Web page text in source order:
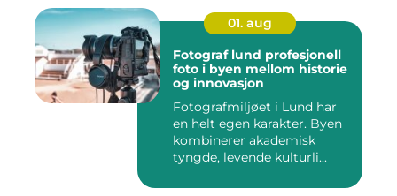
01. aug
Fotograf lund profesjonell
foto i byen mellom historie
og innovasjon
Fotografmiljøet i Lund har
en helt egen karakter. Byen
kombinerer akademisk
tyngde, levende kulturli...